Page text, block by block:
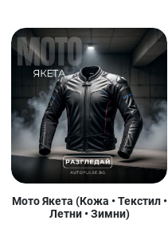
Мото Якета (Кожа • Текстил •
Летни • Зимни)